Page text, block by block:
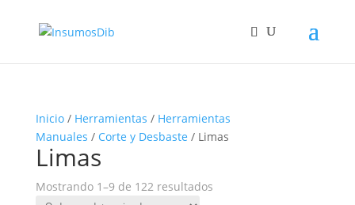
Inicio/ Herramientas / Herramientas
Manuales / Corte y Desbaste / Limas
Limas
Mostrando 1–9 de 122 resultados